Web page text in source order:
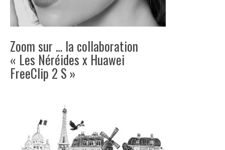
Zoom sur … la collaboration
« Les Néréides x Huawei
FreeClip 2 S »